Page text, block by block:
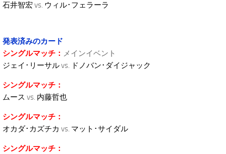
石井智宏 vs. ウィル･フェラーラ
発表済みのカード
シングルマッチ： メインイベント
ジェイ･リーサルvs. ドノバン･ダイジャック
シングルマッチ：
ムース vs. 内藤哲也
シングルマッチ：
オカダ･カズチカ vs. マット･サイダル
シングルマッチ：